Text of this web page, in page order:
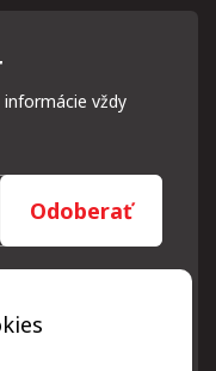
vždy
Odoberať
len za týmto
ochrany
na odkaz, ktorý